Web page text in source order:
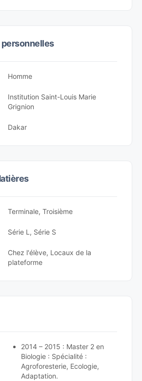
Homme
Institution Saint-Louis Marie
Grignion
Dakar
Terminale, Troisième
Série L, Série S
Chez l'élève, Locaux de la
plateforme
2014 – 2015 : Master 2 en
Biologie : Spécialité :
Agroforesterie, Ecologie,
Adaptation.